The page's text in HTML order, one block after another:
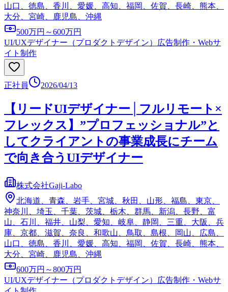
山口、徳島、香川、愛媛、高知、福岡、佐賀、長崎、熊本、
大分、宮崎、鹿児島、沖縄
500万円～600万円
UI/UXデザイナー（プロダクトデザイン）
広告制作・Webサ
イト制作
正社員 2026/04/13
【リードUIデザイナー│フルリモート×
フレックス】”プロフェッショナル”と
してクライアントの事業成長にチーム
で向き合うUIデザイナー
株式会社Gaji-Labo
北海道、青森、岩手、宮城、秋田、山形、福島、東京、
神奈川、埼玉、千葉、茨城、栃木、群馬、新潟、長野、富
山、石川、福井、山梨、愛知、岐阜、静岡、三重、大阪、兵
庫、京都、滋賀、奈良、和歌山、鳥取、島根、岡山、広島、
山口、徳島、香川、愛媛、高知、福岡、佐賀、長崎、熊本、
大分、宮崎、鹿児島、沖縄
600万円～800万円
UI/UXデザイナー（プロダクトデザイン）
広告制作・Webサ